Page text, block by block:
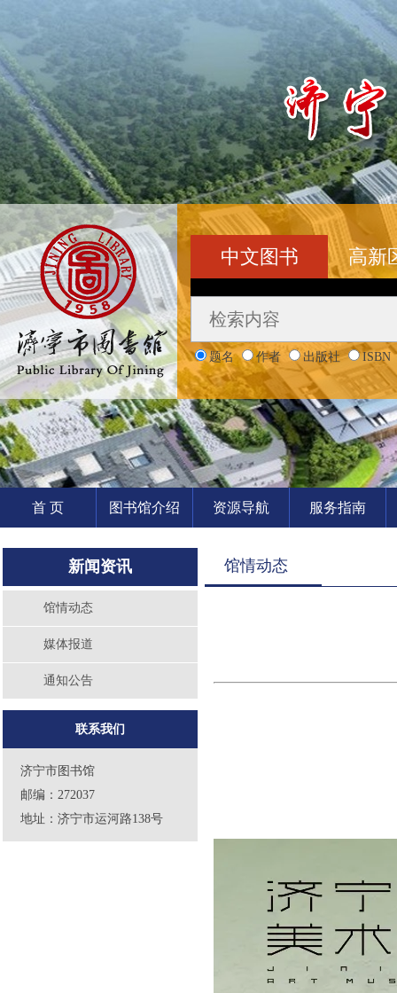
中文图书
题名 作者 出版社 ISBN
高新
首 页 图书馆介绍 资源导航 服务指南
新闻资讯
馆情动态
媒体报道
通知公告
联系我们
济宁市图书馆
邮编：272037
地址：济宁市运河路138号
馆情动态